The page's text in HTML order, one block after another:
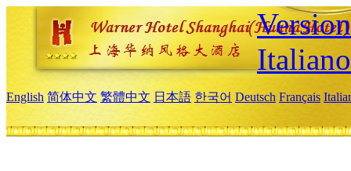
Italiano
English 简体中文 繁體中文 日本語 한국어 Deutsch Français